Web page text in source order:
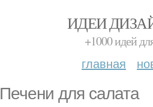
ИДЕИ
+1000 идей
главная
Печени для салата